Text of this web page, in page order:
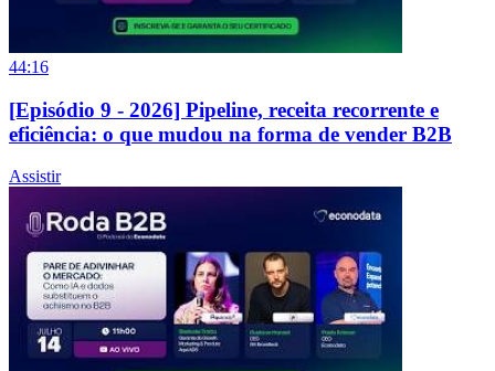
44:16
[Episódio 9 - 2026] Pipeline, receita recorrente e
eficiência: o que mudou na forma de vender B2B
Assistir